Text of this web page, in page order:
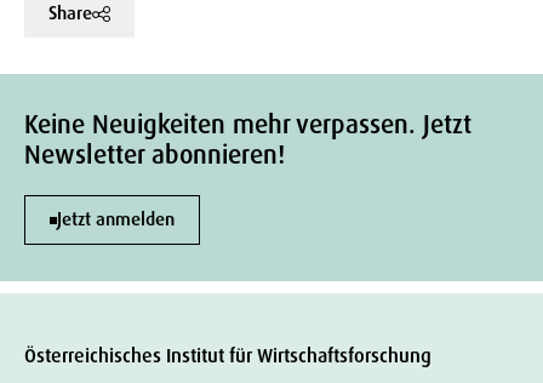
Share
Keine Neuigkeiten mehr verpassen. Jetzt
Newsletter abonnieren!
Jetzt anmelden
Österreichisches Institut für Wirtschaftsforschung